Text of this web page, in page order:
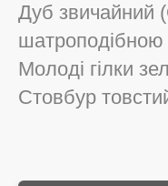
Дуб звичайний
шатроподібною
Молоді гілки
Стовбур